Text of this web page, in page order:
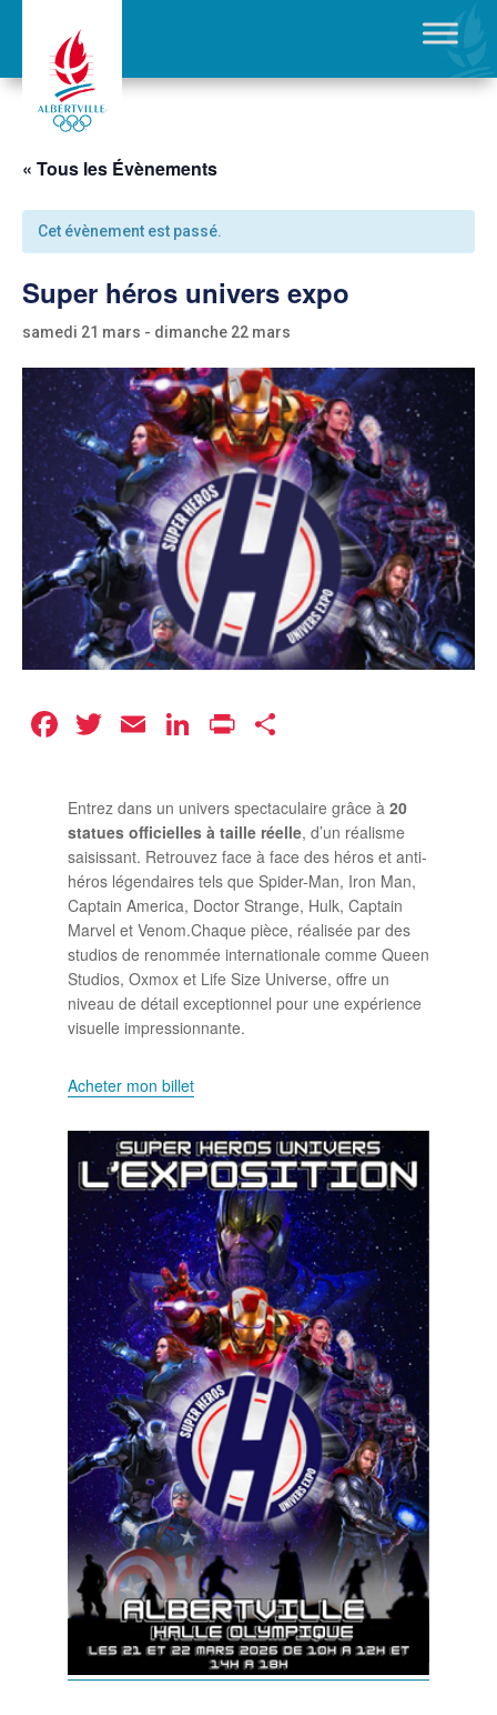
« Tous les Évènements
Cet évènement est passé.
Super héros univers expo
samedi 21 mars - dimanche 22 mars
Facebook
Twitter
EmailLinkedIn
Print
Entrez dans un univers spectaculaire grâce à 20
statues officielles à taille réelle, d’un réalisme
saisissant. Retrouvez face à face des héros et anti-
héros légendaires tels que Spider-Man, Iron Man,
Captain America, Doctor Strange, Hulk, Captain
Marvel et Venom.Chaque pièce, réalisée par des
studios de renommée internationale comme Queen
Studios, Oxmox et Life Size Universe, offre un
niveau de détail exceptionnel pour une expérience
visuelle impressionnante.
Acheter mon billet